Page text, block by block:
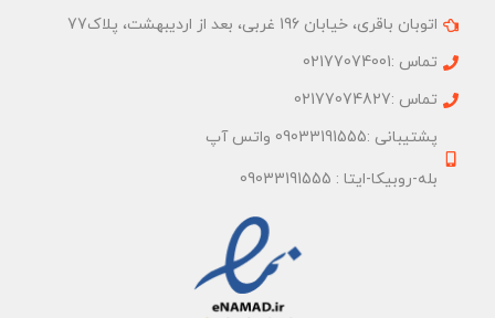
اتوبان باقری، خیابان 196 غربی، بعد از اردیبهشت، پلاک77
تماس :02177074001
تماس :02177074827
پشتیبانی :09033191555 واتس آپ
بله-روبیکا-ایتا : 09033191555